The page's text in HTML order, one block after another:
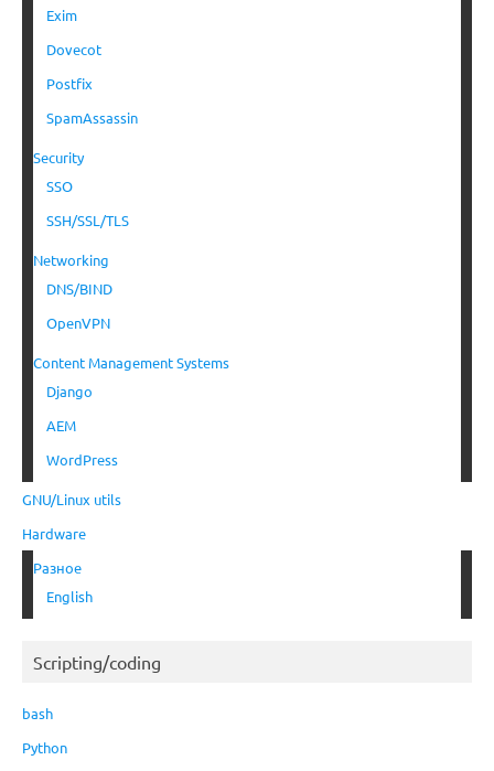
Exim
Dovecot
Postfix
SpamAssassin
Security
SSO
SSH/SSL/TLS
Networking
DNS/BIND
OpenVPN
Content Management Systems
Django
AEM
WordPress
GNU/Linux utils
Hardware
Разное
English
Scripting/coding
bash
Python